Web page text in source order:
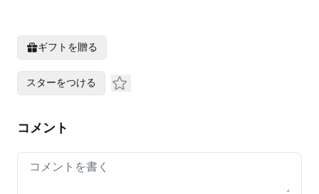
ギフトを贈る
スターをつける
コメント
Your comment